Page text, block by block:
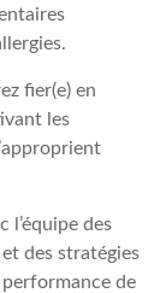
fier(e) en
les
l’équipe des
des stratégies
de